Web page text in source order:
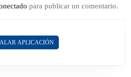
para publicar un comentario.
APLICACIÓN